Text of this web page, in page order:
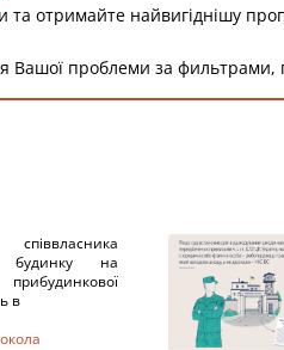
отримайте найвигіднішу
Вашої проблеми за фильтрами,
будинку на
в